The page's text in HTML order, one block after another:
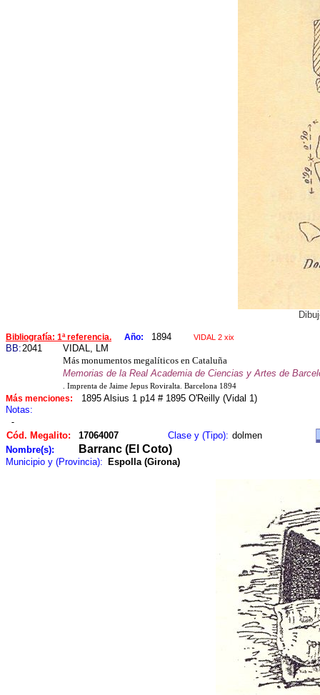
Bibliografía: 1ª referencia. Año: 1894 VIDAL 2 xix
BB:2041
VIDAL, LM
Más monumentos megalíticos en Cataluña
Memorias de la Real Academia de Ciencias y Artes de
. Imprenta de Jaime Jepus Roviralta. Barcelona 1894
Más menciones:
1895 Alsius 1 p14 # 1895 O'Reilly (Vidal 1)
Notas:
-
Cód. Megalito: 17064007 Clase y (Tipo): dolmen
Nombre(s):
Barranc (El Coto)
Municipio y (Provincia): Espolla (Girona)